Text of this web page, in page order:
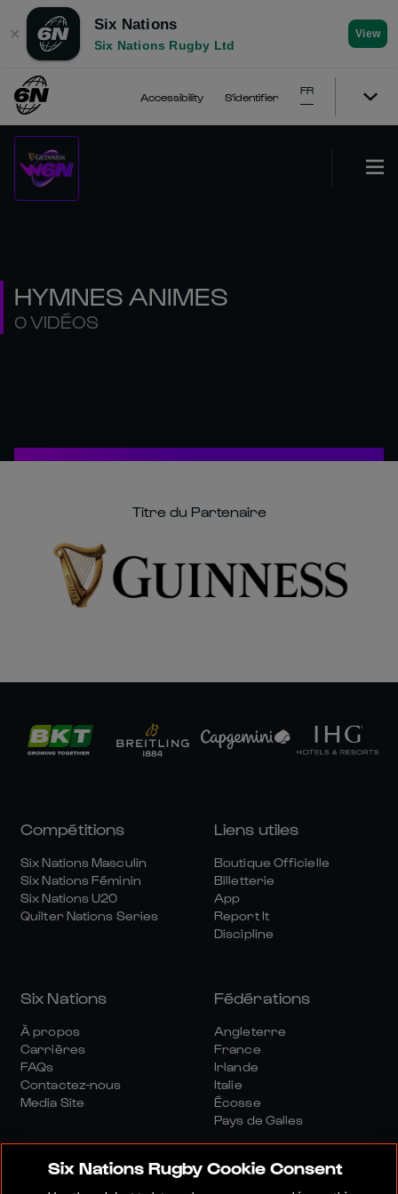
✕
Six Nations
Six Nations Rugby Ltd
View
Accessibility S'identifier
FR
HYMNES ANIMES
0 VIDÉOS
Titre du Partenaire
Compétitions
Six Nations Masculin
Six Nations Féminin
Six Nations U20
Quilter Nations Series
Liens utiles
Boutique Officielle
Billetterie
App
Report It
Discipline
Six Nations
À propos
Carrières
FAQs
Contactez-nous
Media Site
Fédérations
Angleterre
France
Irlande
Italie
Écosse
Pays de Galles
Six Nations Rugby Cookie Consent